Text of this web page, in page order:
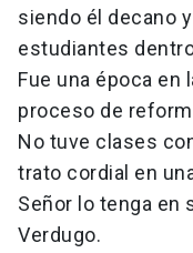
siendo él decano
estudiantes
Fue una época en
proceso de
No tuve clases
trato cordial en
Señor lo tenga en
Verdugo.